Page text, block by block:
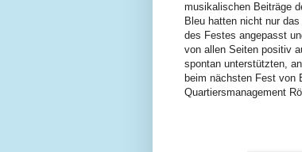
musikalischen Beiträge
Bleu hatten nicht nur
des Festes angepasst
von allen Seiten positiv
spontan unterstützten,
beim nächsten Fest von
Quartiersmanagement